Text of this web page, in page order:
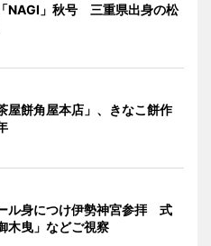
NAGI」秋号 三重県出身の松
屋餅角屋本店」、きなこ餅作
ル身につけ伊勢神宮参拝 式
木曳」などご視察